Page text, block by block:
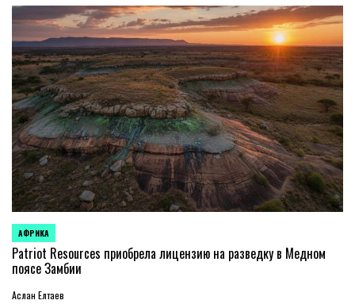
ОПУБЛИКОВАНО
В
АФРИКА
Patriot Resources приобрела лицензию на разведку в Медном
поясе Замбии
Аслан Елтаев